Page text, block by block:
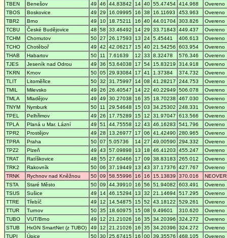
TBEN
Benešov 49 46 44.83842 14 40 55.47454 414.968
Overeno
TBOS
Boskovice 49 29 16.09995 16 38 16.11693 453.963
Overeno
TBR2
Brno 49 10 18.75211 16 40 44.01704 303.826
Overeno
TCBU
České Budějovice 48 58 33.46492 14 29 33.71843 449.437
Overeno
TCHM
Chomutov 50 27 26.17593 13 24 5.45441 406.613
Overeno
TCHO
Chotěboř 49 42 42.06217 15 40 21.54256 603.954
Overeno
THAB
Habartov 50 11 7.61639 12 33 8.32478 576.346
Overeno
TJES
Jeseník nad Odrou 49 36 53.64038 17 54 15.83219 314.918
Overeno
TKRN
Krnov 50 05 29.93084 17 41 1.37384 374.732
Overeno
TLIT
Litoměřice 50 32 31.75997 14 08 41.28217 244.753
Overeno
TMIL
Milevsko 49 26 26.40547 14 22 40.22949 506.078
Overeno
TMLA
Mladějov 49 49 30.27038 16 35 18.70238 467.030
Overeno
TNYM
Nymburk 50 11 29.54648 15 03 34.25302 248.331
Overeno
TPEL
Pelhřimov 49 26 17.75289 15 12 31.97047 613.566
Overeno
TPLA
Planá u Mar. Lázní 49 51 44.75558 12 43 46.16283 541.796
Overeno
TPR2
Prostějov 49 28 13.26977 17 06 41.42490 280.965
Overeno
TPRA
Praha 50 07 5.05736 14 27 49.00590 294.332
Overeno
TPZ2
Plzeň 49 43 57.09898 13 18 46.41203 455.247
Overeno
TRAT
Ratíškovice 48 55 27.60466 17 09 38.83183 265.012
Overeno
TRK2
Rakovník 50 06 37.19449 13 43 37.17376 427.767
Overeno
TRNK
Rychnov nad Kněžnou 50 09 58.55996 16 16 15.13839 370.016
TSTA
Staré Město 50 09 44.39910 16 56 51.94082 603.491
Overeno
TSUS
Sušice 49 14 46.15294 13 32 21.14694 517.295
Overeno
TTRE
Třebíč 49 12 14.54875 15 52 43.18122 529.261
Overeno
TTUR
Turnov 50 35 18.60975 15 08 9.49601 310.620
Overeno
TUBO
VUT/Brno 49 12 21.21026 16 35 34.20396 324.272
Overeno
STUB
HxGN SmartNet (z TUBO) 49 12 21.21026 16 35 34.20396 324.272
Overeno
TUPI
Úpice 50 30 25.67415 16 00 39.35576 468.105 Overeno